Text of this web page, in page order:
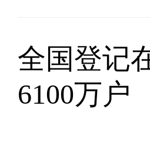
全国登记
6100万户